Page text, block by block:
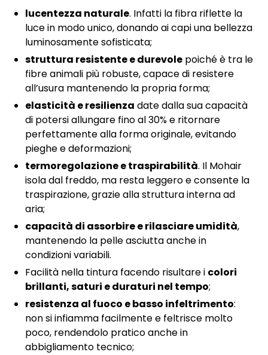
lucentezza naturale. Infatti la fibra riflette la
luce in modo unico, donando ai capi una bellezza
luminosamente sofisticata;
struttura resistente e durevole poiché è tra le
fibre animali più robuste, capace di resistere
all’usura mantenendo la propria forma;
elasticità e resilienza date dalla sua capacità
di potersi allungare fino al 30% e ritornare
perfettamente alla forma originale, evitando
pieghe e deformazioni;
termoregolazione e traspirabilità. Il Mohair
isola dal freddo, ma resta leggero e consente la
traspirazione, grazie alla struttura interna ad
aria;
capacità di assorbire e rilasciare umidità,
mantenendo la pelle asciutta anche in
condizioni variabili.
Facilità nella tintura facendo risultare i colori
brillanti, saturi e duraturi nel tempo;
resistenza al fuoco e basso infeltrimento:
non si infiamma facilmente e feltrisce molto
poco, rendendolo pratico anche in
abbigliamento tecnico;